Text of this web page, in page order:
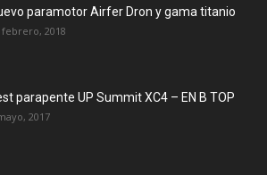
paramotor Airfer Dron y gama titanio
febrero, 2018
parapente UP Summit XC4 – EN B TOP
2017